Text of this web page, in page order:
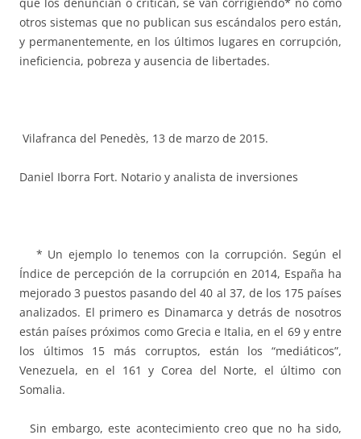
que los denuncian o critican, se van corrigiendo* no como
otros sistemas que no publican sus escándalos pero están,
y permanentemente, en los últimos lugares en corrupción,
ineficiencia, pobreza y ausencia de libertades.
Vilafranca del Penedès, 13 de marzo de 2015.
Daniel Iborra Fort. Notario y analista de inversiones
* Un ejemplo lo tenemos con la corrupción. Según el
Índice de percepción de la corrupción en 2014, España ha
mejorado 3 puestos pasando del 40 al 37, de los 175 países
analizados. El primero es Dinamarca y detrás de nosotros
están países próximos como Grecia e Italia, en el 69 y entre
los últimos 15 más corruptos, están los “mediáticos”,
Venezuela, en el 161 y Corea del Norte, el último con
Somalia.
Sin embargo, este acontecimiento creo que no ha sido,